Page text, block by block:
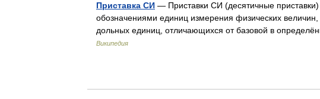
Приставка СИ — Приставки СИ (десятичные
обозначениями единиц измерения физических
дольных единиц, отличающихся от базовой в
Википедия